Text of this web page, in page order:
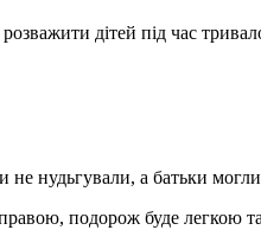
дітей під час
нудьгували, а батьки
подорож буде легкою